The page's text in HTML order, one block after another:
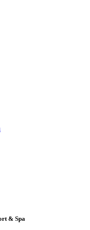
& Spa